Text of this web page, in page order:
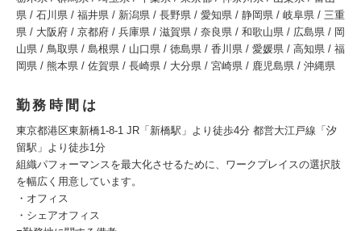
県 / 石川県 / 福井県 / 新潟県 / 長野県 / 愛知県 / 静岡県 / 岐阜県 / 三重
県 / 大阪府 / 京都府 / 兵庫県 / 滋賀県 / 奈良県 / 和歌山県 / 広島県 / 岡
山県 / 鳥取県 / 島根県 / 山口県 / 徳島県 / 香川県 / 愛媛県 / 高知県 / 福
岡県 / 熊本県 / 佐賀県 / 長崎県 / 大分県 / 宮崎県 / 鹿児島県 / 沖縄県
勤務時間は
東京都港区東新橋1-8-1 JR「新橋駅」より徒歩4分 都営大江戸線「汐
留駅」より徒歩1分
組織パフォーマンスを最大化させるために、ワークプレイスの選択肢
を幅広く用意しています。
・オフィス
・シェアオフィス